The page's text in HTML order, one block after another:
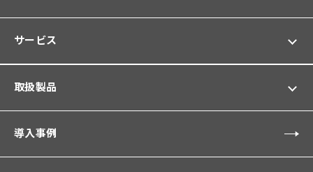
サービス
取扱製品
導入事例